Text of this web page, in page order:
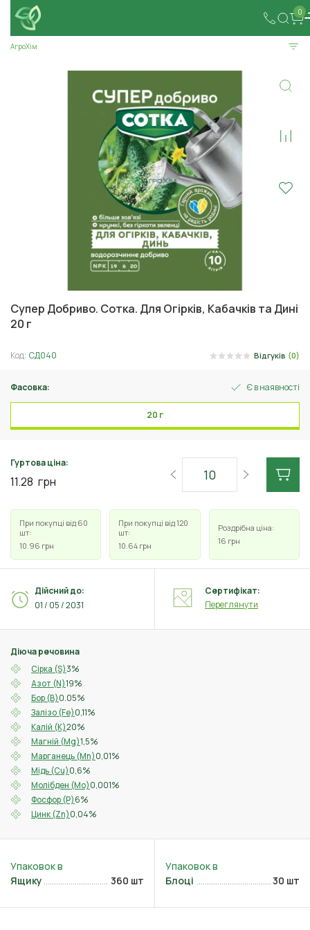
0
АгроХім
Супер Добриво. Сотка. Для Огірків, Кабачків та Дині
20 г
Код: СД040 Відгуків (0)
Фасовка: Є в наявності
20 г
Гуртова ціна:
11.28 грн
При покупці від 60
шт:
10.96 грн
При покупці від 120
шт:
10.64 грн
Роздрібна ціна:
16 грн
Діюча речовина
Сірка (S)3%
Азот (N)19%
Бор (B) 0.05%
Залізо (Fe) 0,11%
Калій (K)20%
Магній (Mg)1,5%
Марганець (Mn) 0,01%
Мідь (Cu) 0,6%
Молібден (Mo) 0,001%
Фосфор (P) 6%
Цинк (Zn) 0,04%
Дійсний до:
01 / 05 / 2031
Сертифікат:
Переглянути
Ящику 360 шт Блоці 30 шт